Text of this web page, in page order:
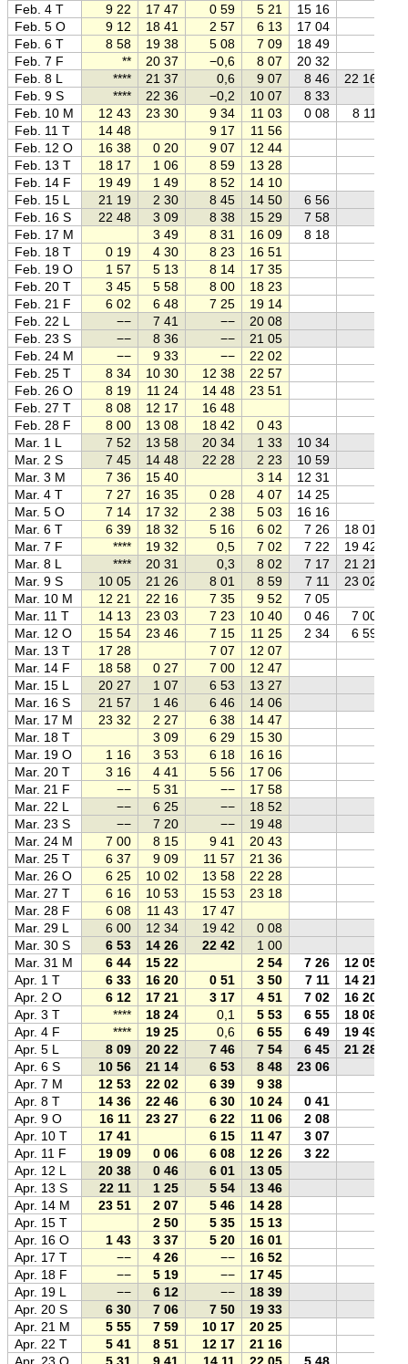
Feb. 4 T
9 22 17 47 0 59 5 21
15 16
Feb. 5 O
9 12 18 41 2 57 6 13
17 04
Feb. 6 T
8 58 19 38 5 08 7 09
18 49
Feb. 7 F
** 20 37 −0,6 8 07
20 32
Feb. 8 L
**** 21 37 0,6 9 07 8 46
22 16
Feb. 9 S
**** 22 36 −0,2 10 07
8 33
Feb. 10 M
12 43 23 30 9 34 11 03 0 08
8 11
Feb. 11 T
14 48 9 17
11 56
Feb. 12 O
16 38 0 20 9 07
12 44
Feb. 13 T
18 17 1 06 8 59
13 28
Feb. 14 F
19 49 1 49 8 52
14 10
Feb. 15 L
21 19 2 30 8 45 14 50
6 56
Feb. 16 S
22 48 3 09 8 38 15 29
7 58
Feb. 17 M
3 49 8 31 16 09
8 18
Feb. 18 T
0 19 4 30 8 23
16 51
Feb. 19 O
1 57 5 13 8 14
17 35
Feb. 20 T
3 45 5 58 8 00
18 23
Feb. 21 F
6 02 6 48 7 25
19 14
Feb. 22 L
−− 7 41 −−
20 08
Feb. 23 S
−− 8 36 −−
21 05
Feb. 24 M
−− 9 33 −−
22 02
Feb. 25 T
8 34 10 30 12 38
22 57
Feb. 26 O
8 19 11 24 14 48
23 51
Feb. 27 T
8 08 12 17
16 48
Feb. 28 F
8 00 13 08 18 42
0 43
Mar. 1 L
7 52 13 58 20 34 1 33
10 34
Mar. 2 S
7 45 14 48 22 28 2 23
10 59
Mar. 3 M
7 36 15 40 3 14
12 31
Mar. 4 T
7 27 16 35 0 28 4 07
14 25
Mar. 5 O
7 14 17 32 2 38 5 03
16 16
Mar. 6 T
6 39 18 32 5 16 6 02 7 26
18 01
Mar. 7 F
**** 19 32 0,5 7 02 7 22
19 42
Mar. 8 L
**** 20 31 0,3 8 02 7 17
21 21
Mar. 9 S
10 05 21 26 8 01 8 59 7 11
23 02
Mar. 10 M
12 21 22 16 7 35 9 52
7 05
Mar. 11 T
14 13 23 03 7 23 10 40 0 46
7 00
Mar. 12 O
15 54 23 46 7 15 11 25 2 34
6 59
Mar. 13 T
17 28 7 07
12 07
Mar. 14 F
18 58 0 27 7 00
12 47
Mar. 15 L
20 27 1 07 6 53
13 27
Mar. 16 S
21 57 1 46 6 46
14 06
Mar. 17 M
23 32 2 27 6 38
14 47
Mar. 18 T
3 09 6 29
15 30
Mar. 19 O
1 16 3 53 6 18
16 16
Mar. 20 T
3 16 4 41 5 56
17 06
Mar. 21 F
−− 5 31 −−
17 58
Mar. 22 L
−− 6 25 −−
18 52
Mar. 23 S
−− 7 20 −−
19 48
Mar. 24 M
7 00 8 15 9 41
20 43
Mar. 25 T
6 37 9 09 11 57
21 36
Mar. 26 O
6 25 10 02 13 58
22 28
Mar. 27 T
6 16 10 53 15 53
23 18
Mar. 28 F
6 08 11 43
17 47
Mar. 29 L
6 00 12 34 19 42
0 08
Mar. 30 S
6 53 14 26 22 42
1 00
Mar. 31 M
6 44 15 22 2 54 7 26
12 05
Apr. 1 T
6 33 16 20 0 51 3 50 7 11
14 21
Apr. 2 O
6 12 17 21 3 17 4 51 7 02
16 20
Apr. 3 T
**** 18 24 0,1 5 53 6 55
18 08
Apr. 4 F
**** 19 25 0,6 6 55 6 49
19 49
Apr. 5 L
8 09 20 22 7 46 7 54 6 45
21 28
Apr. 6 S
10 56 21 14 6 53 8 48
23 06
Apr. 7 M
12 53 22 02 6 39
9 38
Apr. 8 T
14 36 22 46 6 30 10 24
0 41
Apr. 9 O
16 11 23 27 6 22 11 06
2 08
Apr. 10 T
17 41 6 15 11 47
3 07
Apr. 11 F
19 09 0 06 6 08 12 26
3 22
Apr. 12 L
20 38 0 46 6 01
13 05
Apr. 13 S
22 11 1 25 5 54
13 46
Apr. 14 M
23 51 2 07 5 46
14 28
Apr. 15 T
2 50 5 35
15 13
Apr. 16 O
1 43 3 37 5 20
16 01
Apr. 17 T
−− 4 26 −−
16 52
Apr. 18 F
−− 5 19 −−
17 45
Apr. 19 L
−− 6 12 −−
18 39
Apr. 20 S
6 30 7 06 7 50
19 33
Apr. 21 M
5 55 7 59 10 17
20 25
Apr. 22 T
5 41 8 51 12 17
21 16
Apr. 23 O
5 31 9 41 14 11 22 05 5 48